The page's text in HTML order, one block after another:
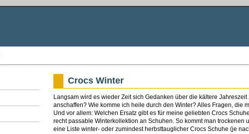
Crocs Winter
Langsam wird es wieder Zeit sich Gedanken über die kältere
anschaffen? Wie komme ich heile durch den Winter? Alles Fragen, die
Und vor allem: Welchen Ersatz gibt es für meine geliebten Crocs
recht passable Winterkollektion an Schuhen. So kommt man trockenen
eine Liste winter- oder zumindest herbsttauglicher Crocs Schuhe (je